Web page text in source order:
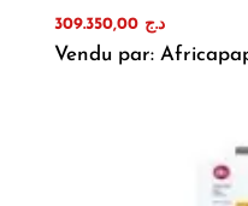
د.ج 309.350,00
Vendu par: